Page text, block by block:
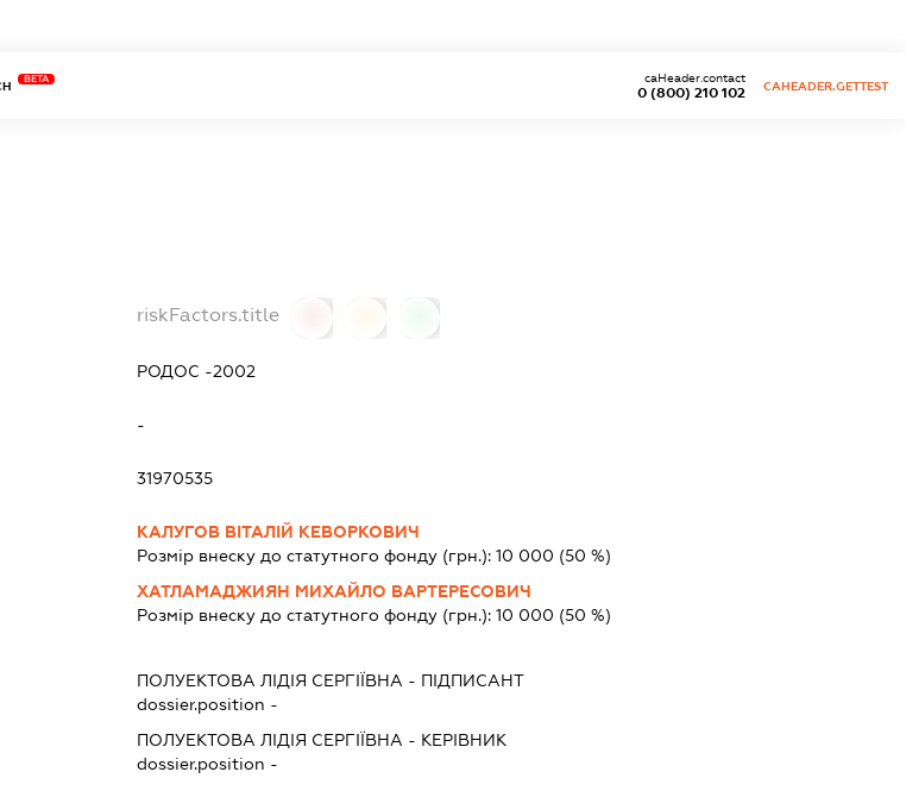
BETA
0 (800) 210 102
caHeader.contact
CAHEADER.GETTEST
riskFactors.title
РОДОС -2002
-
31970535
КАЛУГОВ ВІТАЛІЙ КЕВОРКОВИЧ
Розмір внеску до статутного фонду (грн.):10 000 (50 %)
ХАТЛАМАДЖИЯН МИХАЙЛО ВАРТЕРЕСОВИЧ
Розмір внеску до статутного фонду (грн.):10 000 (50 %)
ПОЛУЕКТОВА ЛІДІЯ СЕРГІЇВНА - ПІДПИСАНТ
dossier.position -
ПОЛУЕКТОВА ЛІДІЯ СЕРГІЇВНА - КЕРІВНИК
dossier.position -